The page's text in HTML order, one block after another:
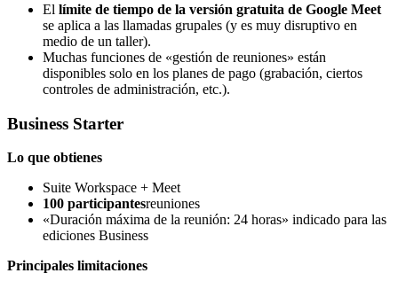
El límite de tiempo de la versión gratuita de Google Meet
se aplica a las llamadas grupales (y es muy disruptivo en
medio de un taller).
Muchas funciones de «gestión de reuniones» están
disponibles solo en los planes de pago (grabación, ciertos
controles de administración, etc.).
Business Starter
Lo que obtienes
Suite Workspace + Meet
100 participantesreuniones
«Duración máxima de la reunión: 24 horas» indicado para las
ediciones Business
Principales limitaciones